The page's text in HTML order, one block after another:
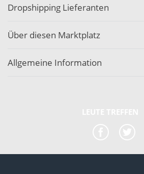
Dropshipping Lieferanten
Über diesen Marktplatz
Allgemeine Information